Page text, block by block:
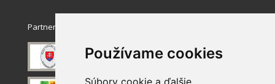
Používame cookies
Súbory cookie a ďalšie
Partneri